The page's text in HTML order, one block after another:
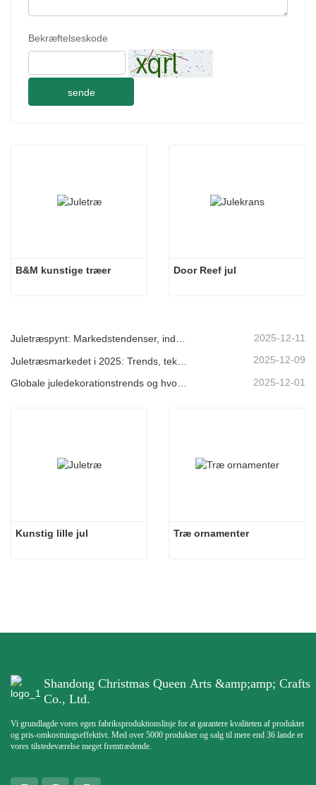
Bekræftelseskode
sende
B&M kunstige træer Door Reef jul
Juletræspynt: Markedstendenser, indsigt i forsyningskæden og indkøbsguide 2025 2025-12-11
2025-12-09
2025-12-01
Kunstig lille jul Træ ornamenter
Shandong Christmas Queen Arts &amp;amp; Crafts
Co., Ltd.
Vi grundlagde vores egen fabriksproduktionslinje for at garantere kvaliteten af ​​produktet
og pris-omkostningseffektivt. Med over 5000 produkter og salg til mere end 36 lande er
vores tilstedeværelse meget fremtrædende.